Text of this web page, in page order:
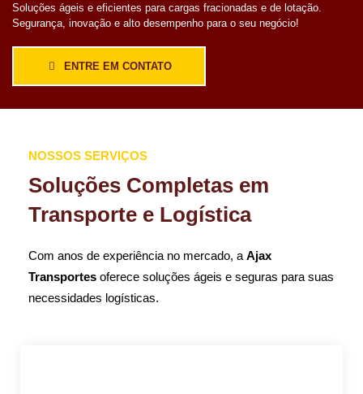
Soluções ágeis e eficientes para cargas fracionadas e de lotação.
Segurança, inovação e alto desempenho para o seu negócio!
ENTRE EM CONTATO
NOSSOS SERVIÇOS
Soluções Completas em
Transporte e Logística
Com anos de experiência no mercado, a Ajax
Transportes oferece soluções ágeis e seguras para suas
necessidades logísticas.